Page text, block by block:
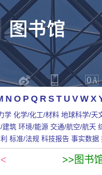
N O P Q R S T U V W X
学 化学/化工/材料 地球科学/天
建筑 环境/能源 交通/航空/航天
标准/法规 科技报告 事实数据
>>图书